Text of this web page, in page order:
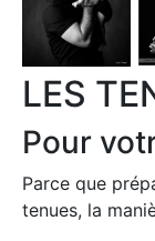
LES
Pour
Parce que
tenues, la